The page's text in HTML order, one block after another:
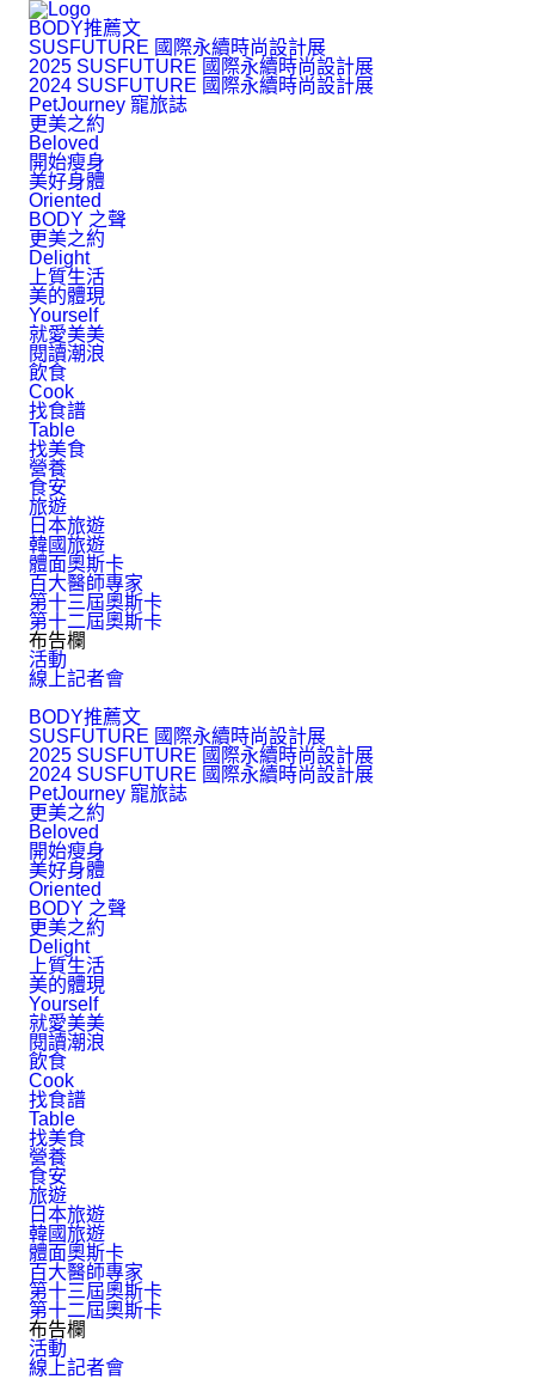
BODY推薦文
SUSFUTURE 國際永續時尚設計展
2025 SUSFUTURE 國際永續時尚設計展
2024 SUSFUTURE 國際永續時尚設計展
PetJourney 寵旅誌
更美之約
Beloved
開始瘦身
美好身體
Oriented
BODY 之聲
更美之約
Delight
上質生活
美的體現
Yourself
就愛美美
閱讀潮浪
飲食
Cook
找食譜
Table
找美食
營養
食安
旅遊
日本旅遊
韓國旅遊
體面奧斯卡
百大醫師專家
第十三屆奧斯卡
第十二屆奧斯卡
布告欄
活動
線上記者會
BODY推薦文
SUSFUTURE 國際永續時尚設計展
2025 SUSFUTURE 國際永續時尚設計展
2024 SUSFUTURE 國際永續時尚設計展
PetJourney 寵旅誌
更美之約
Beloved
開始瘦身
美好身體
Oriented
BODY 之聲
更美之約
Delight
上質生活
美的體現
Yourself
就愛美美
閱讀潮浪
飲食
Cook
找食譜
Table
找美食
營養
食安
旅遊
日本旅遊
韓國旅遊
體面奧斯卡
百大醫師專家
第十三屆奧斯卡
第十二屆奧斯卡
布告欄
活動
線上記者會